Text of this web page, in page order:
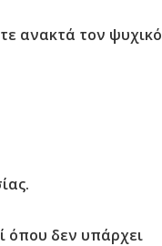
ανακτά τον ψυχικό
όπου δεν υπάρχει